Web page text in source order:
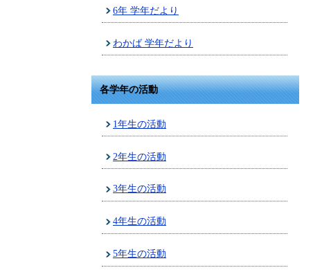
6年 学年だより
わかば 学年だより
各学年の活動
1年生の活動
2年生の活動
3年生の活動
4年生の活動
5年生の活動